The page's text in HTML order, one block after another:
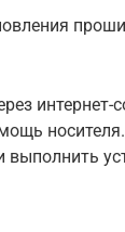
интернет-